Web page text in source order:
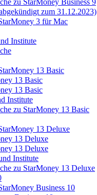
zu StarMoney Business 9
zum 31.12.2023)
3 für Mac
Institute
13 Basic
13 Basic
13 Basic
Institute
zu StarMoney 13 Basic
13 Deluxe
13 Deluxe
13 Deluxe
Institute
zu StarMoney 13 Deluxe
Business 10